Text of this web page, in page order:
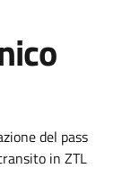
del pass
in ZTL